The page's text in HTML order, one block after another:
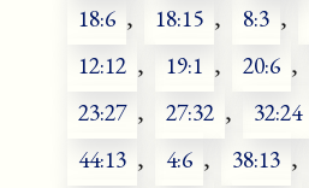
18:6 , 18:15 , 8:3 ,
12:12 , 19:1 , 20:6 ,
23:27 , 27:32 , 32:24
44:13 , 4:6 , 38:13 ,